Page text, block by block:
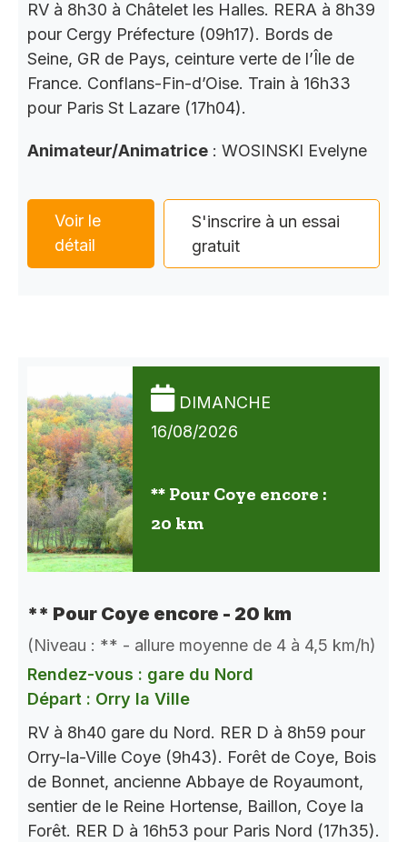
RV à 8h30 à Châtelet les Halles. RERA à 8h39
pour Cergy Préfecture (09h17). Bords de
Seine, GR de Pays, ceinture verte de l’Île de
France. Conflans-Fin-d’Oise. Train à 16h33
pour Paris St Lazare (17h04).
Animateur/Animatrice : WOSINSKI Evelyne
Voir le
détail
S'inscrire à un essai
gratuit
DIMANCHE
16/08/2026
** Pour Coye encore :
20 km
** Pour Coye encore - 20 km
(Niveau : ** - allure moyenne de 4 à 4,5 km/h)
Rendez-vous : gare du Nord
Départ : Orry la Ville
RV à 8h40 gare du Nord. RER D à 8h59 pour
Orry-la-Ville Coye (9h43). Forêt de Coye, Bois
de Bonnet, ancienne Abbaye de Royaumont,
sentier de le Reine Hortense, Baillon, Coye la
Forêt. RER D à 16h53 pour Paris Nord (17h35).